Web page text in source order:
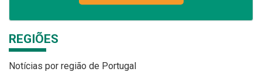
REGIÕES
Notícias por região de Portugal